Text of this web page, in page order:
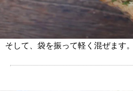
そして、袋を振って軽く混ぜます。